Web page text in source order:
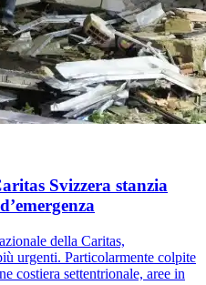
Svizzera stanzia
della Caritas,
urgenti. Particolarmente colpite
costiera settentrionale, aree in